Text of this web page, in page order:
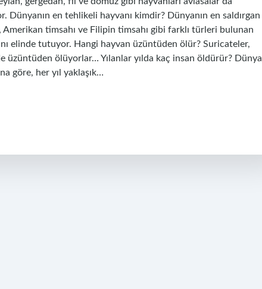
en tehlikeli hayvanı kimdir? Dünyanın en saldırgan
Amerikan timsahı ve Filipin timsahı gibi farklı türleri bulunan
elinde tutuyor. Hangi hayvan üzüntüden ölür? Suricateler,
ölüyorlar… Yılanlar yılda kaç insan öldürür? Dünya
göre, her yıl yaklaşık…